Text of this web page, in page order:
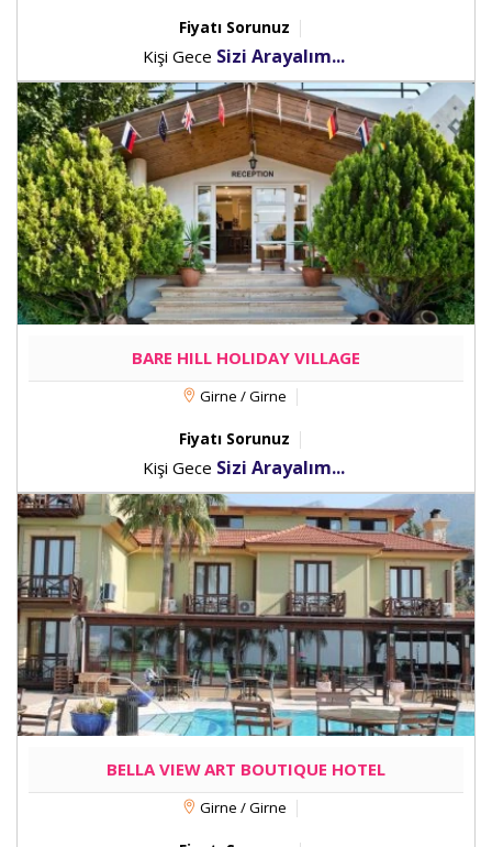
Fiyatı Sorunuz
Kişi Gece Sizi Arayalım...
BARE HILL HOLIDAY VILLAGE
Girne / Girne
Fiyatı Sorunuz
Kişi Gece Sizi Arayalım...
BELLA VIEW ART BOUTIQUE HOTEL
Girne / Girne